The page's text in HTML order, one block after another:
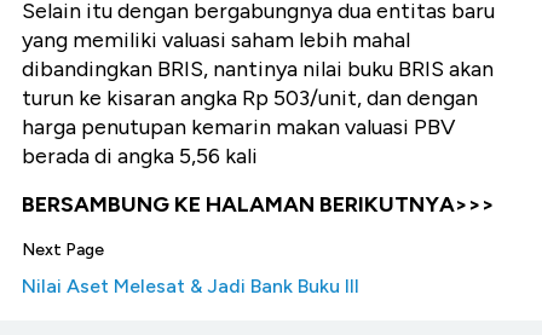
Selain itu dengan bergabungnya dua entitas baru
yang memiliki valuasi saham lebih mahal
dibandingkan BRIS, nantinya nilai buku BRIS akan
turun ke kisaran angka Rp 503/unit, dan dengan
harga penutupan kemarin makan valuasi PBV
berada di angka 5,56 kali
BERSAMBUNG KE HALAMAN BERIKUTNYA>>>
Next Page
Nilai Aset Melesat & Jadi Bank Buku III